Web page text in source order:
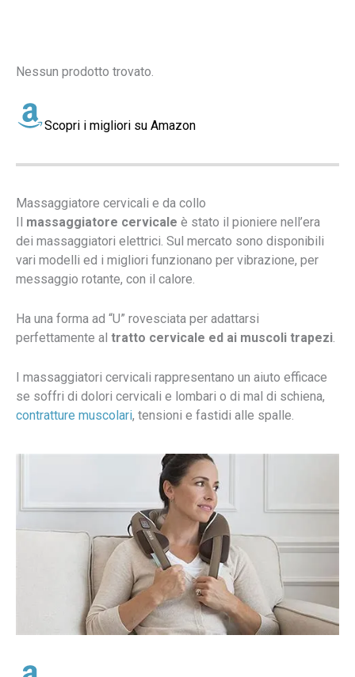
Nessun prodotto trovato.
Scopri i migliori su Amazon
Massaggiatore cervicali e da collo
massaggiatore cervicale è stato il pioniere nell’era
dei massaggiatori elettrici. Sul mercato sono disponibili
vari modelli ed i migliori funzionano per vibrazione, per
messaggio rotante, con il calore.
Ha una forma ad “U” rovesciata per adattarsi
perfettamente al tratto cervicale ed ai muscoli trapezi.
I massaggiatori cervicali rappresentano un aiuto efficace
se soffri di dolori cervicali e lombari o di mal di schiena,
contratture muscolari, tensioni e fastidi alle spalle.